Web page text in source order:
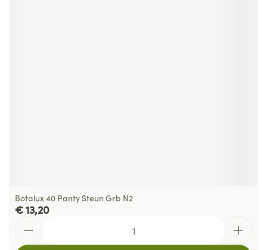
Botalux 40 Panty Steun Grb N2
€ 13,20